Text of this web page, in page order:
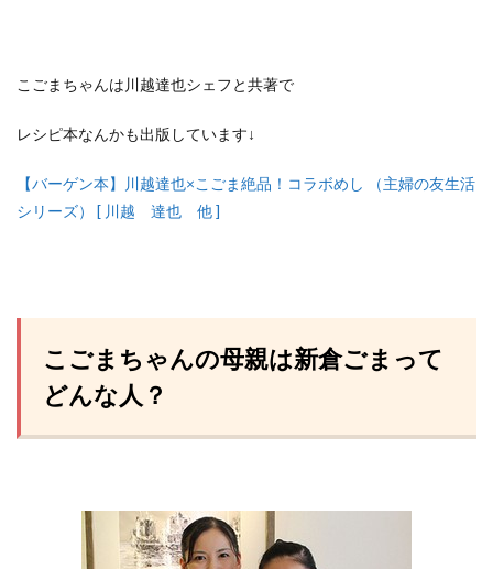
こごまちゃんは川越達也シェフと共著で
レシピ本なんかも出版しています↓
【バーゲン本】川越達也×こごま絶品！コラボめし （主婦の友生活
シリーズ） [ 川越 達也 他 ]
こごまちゃんの母親は新倉ごまって
どんな人？